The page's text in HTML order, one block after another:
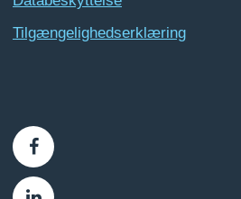
Tilgængelighedserklæring